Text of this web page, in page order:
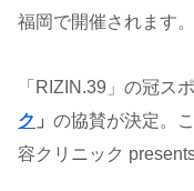
福岡で開催されます。
「RIZIN.39」の冠ス
ク 」 の協賛が決定。
容クリニック